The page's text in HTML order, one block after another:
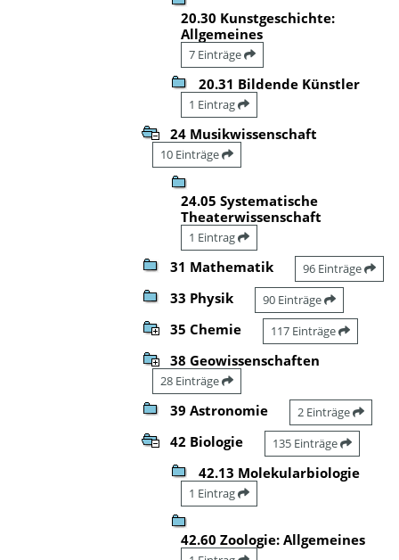
20.30 Kunstgeschichte:
Allgemeines
7 Einträge
20.31 Bildende Künstler
1 Eintrag
24 Musikwissenschaft
10 Einträge
24.05 Systematische
Theaterwissenschaft
1 Eintrag
31 Mathematik 96 Einträge
33 Physik 90 Einträge
35 Chemie 117 Einträge
38 Geowissenschaften
28 Einträge
39 Astronomie 2 Einträge
42 Biologie 135 Einträge
42.13 Molekularbiologie
1 Eintrag
42.60 Zoologie: Allgemeines